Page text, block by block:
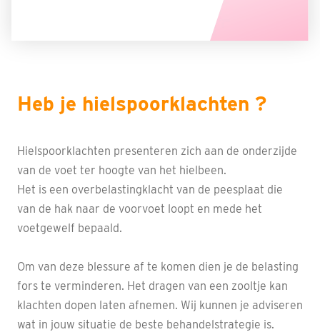
Heb je hielspoorklachten ?
Hielspoorklachten presenteren zich aan de onderzijde
van de voet ter hoogte van het hielbeen.
Het is een overbelastingklacht van de peesplaat die
van de hak naar de voorvoet loopt en mede het
voetgewelf bepaald.
Om van deze blessure af te komen dien je de belasting
fors te verminderen. Het dragen van een zooltje kan
klachten dopen laten afnemen. Wij kunnen je adviseren
wat in jouw situatie de beste behandelstrategie is.